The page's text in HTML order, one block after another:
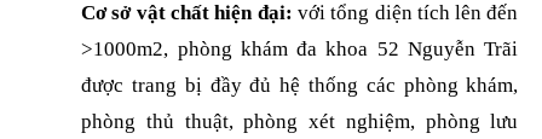
Cơ sở vật chất hiện đại: với tổng diện tích lên đến
>1000m2, phòng khám đa khoa 52 Nguyễn Trãi
được trang bị đầy đủ hệ thống các phòng khám,
phòng thủ thuật, phòng xét nghiệm, phòng lưu